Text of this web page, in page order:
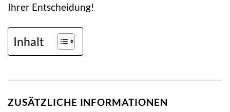
Ihrer Entscheidung!
Inhalt
ZUSÄTZLICHE INFORMATIONEN